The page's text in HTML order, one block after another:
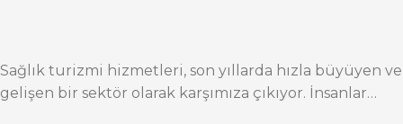
Sağlık turizmi hizmetleri, son yıllarda hızla büyüyen ve
gelişen bir sektör olarak karşımıza çıkıyor. İnsanlar…